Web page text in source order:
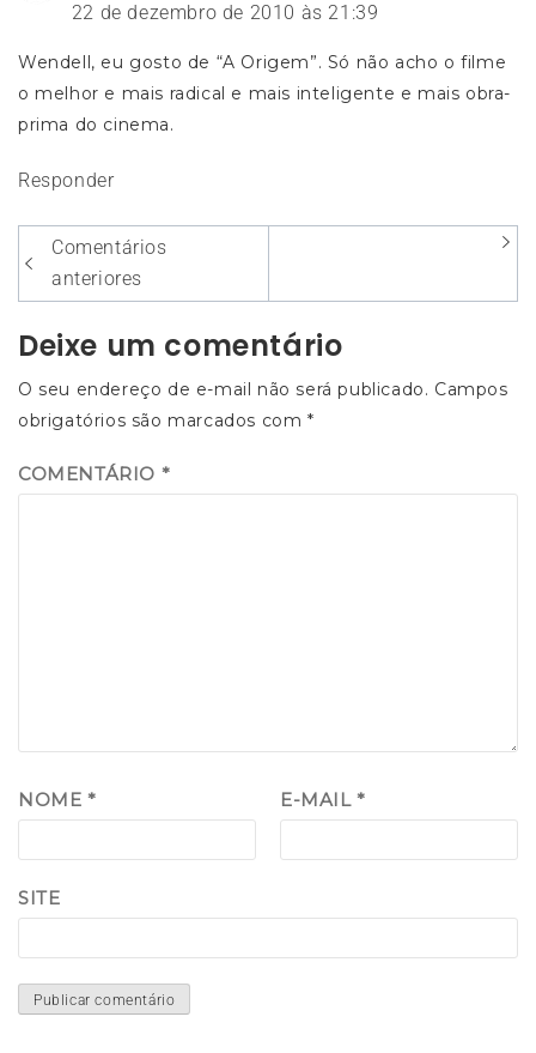
22 de dezembro de 2010 às 21:39
Wendell, eu gosto de “A Origem”. Só não acho o filme
o melhor e mais radical e mais inteligente e mais obra-
prima do cinema.
Responder
Navegação
entre
os
comentários
Comentários
anteriores
Deixe um comentário
O seu endereço de e-mail não será publicado. Campos
obrigatórios são marcados com*
COMENTÁRIO *
NOME * E-MAIL*
SITE